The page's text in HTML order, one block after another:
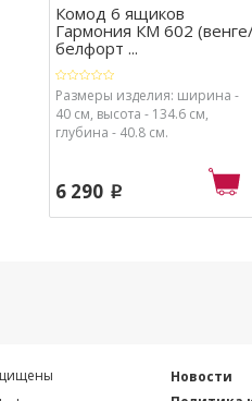
Комод 6 ящиков
Гармония КМ 602
белфорт ...
Размеры изделия: ширина -
40 см, высота - 134.6 см,
глубина - 40.8 см.
6 290 p
Новости